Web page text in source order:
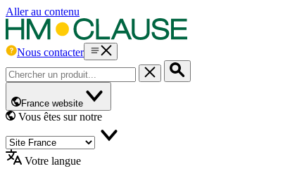
Aller au contenu
Nous contacter
France website
Vous êtes sur notre
Votre langue